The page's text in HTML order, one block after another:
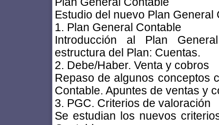
Estudio del nuevo Plan
1. Plan General Contable
Introducción al Plan
estructura del Plan: Cuentas.
2. Debe/Haber. Venta y cobros
Repaso de algunos conceptos
Contable. Apuntes de ventas y
3. PGC. Criterios de valoración
Se estudian los nuevos